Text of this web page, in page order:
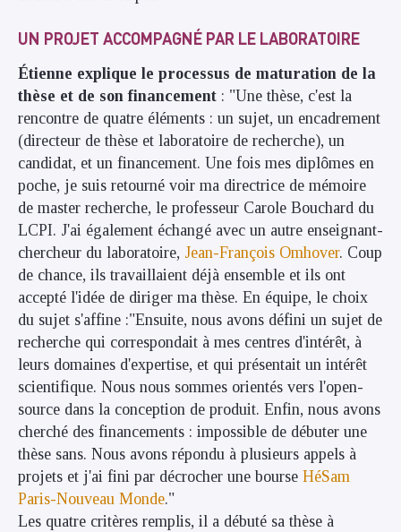
UN PROJET ACCOMPAGNÉ PAR LE LABORATOIRE
Étienne explique le processus de maturation de la
thèse et de son financement : "Une thèse, c'est la
rencontre de quatre éléments : un sujet, un encadrement
(directeur de thèse et laboratoire de recherche), un
candidat, et un financement. Une fois mes diplômes en
poche, je suis retourné voir ma directrice de mémoire
de master recherche, le professeur Carole Bouchard du
LCPI. J'ai également échangé avec un autre enseignant-
chercheur du laboratoire, Jean-François Omhover. Coup
de chance, ils travaillaient déjà ensemble et ils ont
accepté l'idée de diriger ma thèse. En équipe, le choix
du sujet s'affine :"Ensuite, nous avons défini un sujet de
recherche qui correspondait à mes centres d'intérêt, à
leurs domaines d'expertise, et qui présentait un intérêt
scientifique. Nous nous sommes orientés vers l'open-
source dans la conception de produit. Enfin, nous avons
cherché des financements : impossible de débuter une
thèse sans. Nous avons répondu à plusieurs appels à
projets et j'ai fini par décrocher une bourse HéSam
Paris-Nouveau Monde."
Les quatre critères remplis, il a débuté sa thèse à